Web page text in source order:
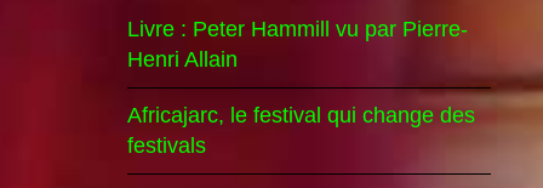
Livre : Peter Hammill vu par Pierre-
Henri Allain
Africajarc, le festival qui change des
festivals